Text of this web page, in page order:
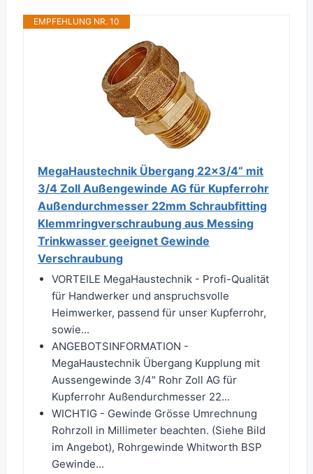
EMPFEHLUNG NR. 10
MegaHaustechnik Übergang 22x3/4“ mit
3/4 Zoll Außengewinde AG für Kupferrohr
Außendurchmesser 22mm Schraubfitting
Klemmringverschraubung aus Messing
Trinkwasser geeignet Gewinde
Verschraubung
VORTEILE MegaHaustechnik - Profi-Qualität
für Handwerker und anspruchsvolle
Heimwerker, passend für unser Kupferrohr,
sowie...
ANGEBOTSINFORMATION -
MegaHaustechnik Übergang Kupplung mit
Aussengewinde 3/4" Rohr Zoll AG für
Kupferrohr Außendurchmesser 22...
WICHTIG - Gewinde Grösse Umrechnung
Rohrzoll in Millimeter beachten. (Siehe Bild
im Angebot), Rohrgewinde Whitworth BSP
Gewinde...